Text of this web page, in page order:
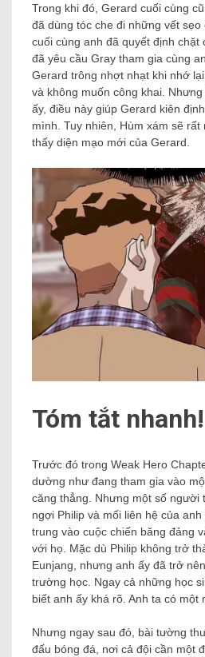
Trong khi đó, Gerard cuối cùng
đã dùng tóc che đi những vết sẹo
cuối cùng anh đã quyết định chặt
đã yêu cầu Gray tham gia cùng
Gerard trông nhợt nhạt khi nhớ
và không muốn công khai.
ấy, điều này giúp Gerard kiên
mình. Tuy nhiên, Hùm xám sẽ rất
thấy diện mạo mới của Gerard.
Tóm tắt nhanh!
Trước đó trong Weak Hero
dường như đang tham gia vào
căng thẳng. Nhưng một số người
ngợi Philip và mối liên hệ của
trung vào cuộc chiến băng đảng
với họ. Mặc dù Philip không trở
Eunjang, nhưng anh ấy đã trở
trường học. Ngay cả những học
biết anh ấy khá rõ. Anh ta có một
Nhưng ngay sau đó, bài tường
đấu bóng đá, nơi cả đội cần một